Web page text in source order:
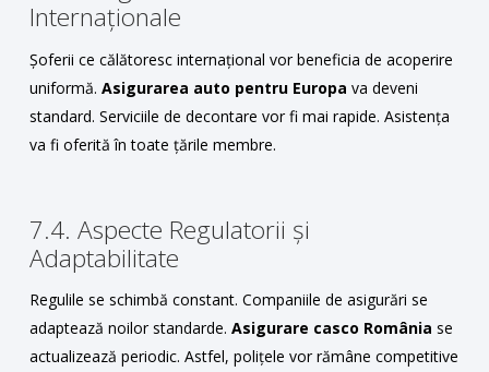
Internaționale
Șoferii ce călătoresc internațional vor beneficia de acoperire
uniformă. Asigurarea auto pentru Europa va deveni
standard. Serviciile de decontare vor fi mai rapide. Asistența
va fi oferită în toate țările membre.
7.4. Aspecte Regulatorii și
Adaptabilitate
Regulile se schimbă constant. Companiile de asigurări se
adaptează noilor standarde. Asigurare casco România se
actualizează periodic. Astfel, polițele vor rămâne competitive